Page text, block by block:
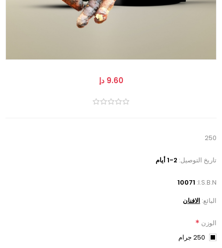
9.60 دإ
250
تاريخ التوصيل: 1-2 أيام
I.S.B.N:
10071
البائع: الافنان
الوزن *
250 جرام